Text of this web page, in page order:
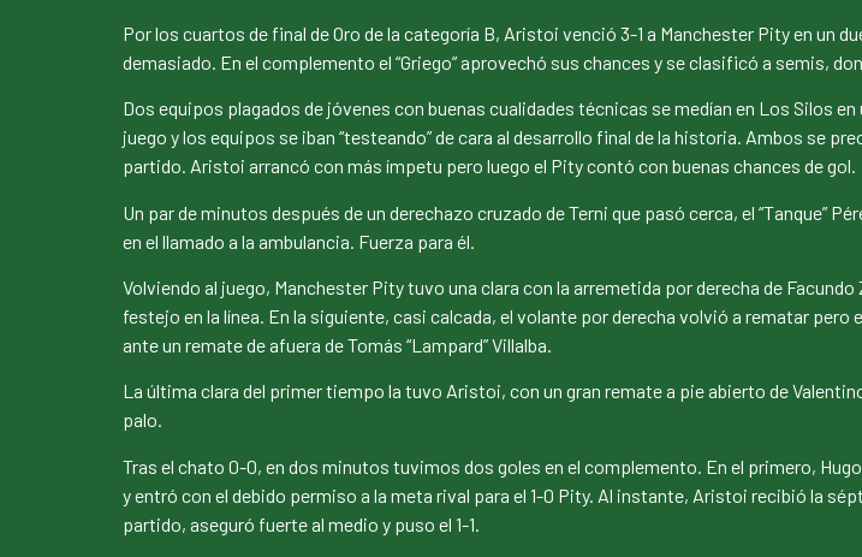
Por los cuartos de final de Oro de la categoría B, Aristoi venció 3-1 a Manchester Pity en un
demasiado. En el complemento el “Griego” aprovechó sus chances y se clasificó a semis,
Dos equipos plagados de jóvenes con buenas cualidades técnicas se medían en Los Silos
juego y los equipos se iban “testeando” de cara al desarrollo final de la historia. Ambos se
partido. Aristoi arrancó con más ímpetu pero luego el Pity contó con buenas chances de gol.
Un par de minutos después de un derechazo cruzado de Terni que pasó cerca, el “Tanque”
en el llamado a la ambulancia. Fuerza para él.
Volviendo al juego, Manchester Pity tuvo una clara con la arremetida por derecha de
festejo en la línea. En la siguiente, casi calcada, el volante por derecha volvió a rematar pero
ante un remate de afuera de Tomás “Lampard” Villalba.
La última clara del primer tiempo la tuvo Aristoi, con un gran remate a pie abierto de
palo.
Tras el chato 0-0, en dos minutos tuvimos dos goles en el complemento. En el primero,
y entró con el debido permiso a la meta rival para el 1-0 Pity. Al instante, Aristoi recibió la
partido, aseguró fuerte al medio y puso el 1-1.